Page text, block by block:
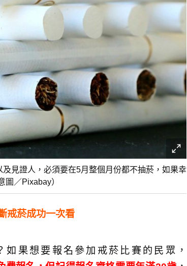
見證人，必須要在5月整個月份都不抽菸，如果幸
圖／Pixabay）
戒菸成功一次看
果想要報名參加戒菸比賽的民眾，